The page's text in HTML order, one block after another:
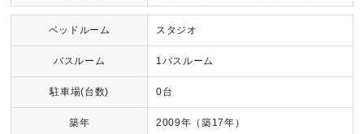
ベッドルーム スタジオ
バスルーム 1バスルーム
駐車場(台数) 0台
築年 2009年（築17年）